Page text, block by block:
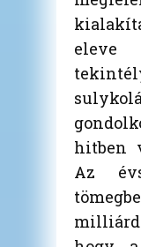
eleve
hitben
Az